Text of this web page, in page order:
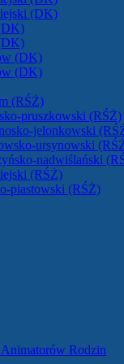
(DK)
(DK)
(DK)
(RŚŻ)
pruszkowski (RŚŻ)
jelonkowski
ursynowski
nadwiślański
(RŚŻ)
piastowski (RŚŻ)
Rodzin